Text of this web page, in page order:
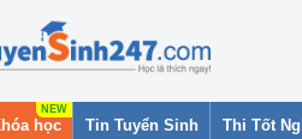
học Tin Tuyển Sinh Thi Tốt